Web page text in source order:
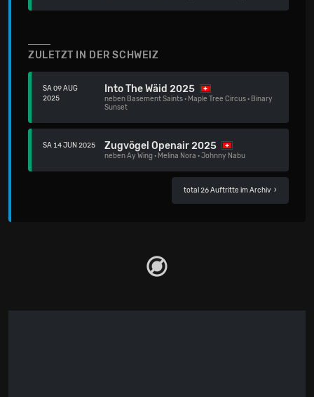
ZULETZT IN DER SCHWEIZ
SA 09 AUG
2025
Into The Wäid 2025
neben Basement Saints· Maple Tree Circus· Binary
Sunset
SA 14 JUN 2025 Zugvögel Openair 2025
nebenAy Wing· Melina Nora ·Johnny Nabu
total 26 Auftritte im Archiv ›